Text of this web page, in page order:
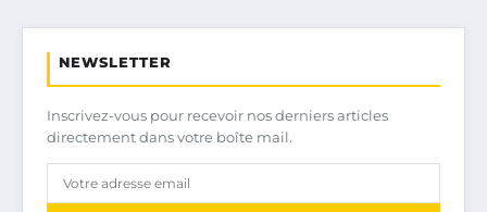
NEWSLETTER
Inscrivez-vous pour recevoir nos derniers articles
directement dans votre boîte mail.